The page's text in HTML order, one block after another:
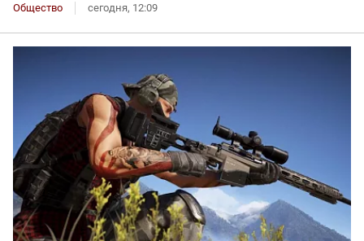
Общество сегодня, 12:09